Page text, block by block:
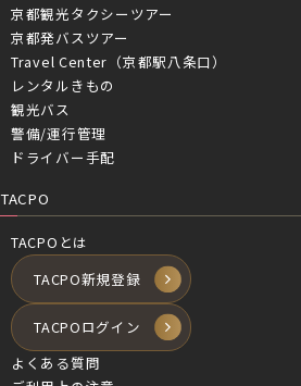
京都観光タクシーツアー
京都発バスツアー
Travel Center（京都駅八条口）
レンタルきもの
観光バス
警備/運行管理
ドライバー手配
TACPO
TACPOとは
TACPO新規登録
TACPOログイン
よくある質問